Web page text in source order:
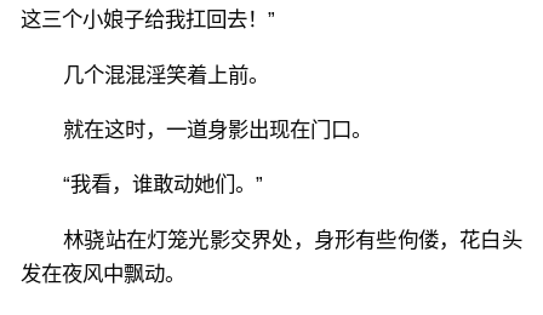
这三个小娘子给我扛回去！”
几个混混淫笑着上前。
就在这时，一道身影出现在门口。
“我看，谁敢动她们。”
林骁站在灯笼光影交界处，身形有些佝偻，花白头
发在夜风中飘动。